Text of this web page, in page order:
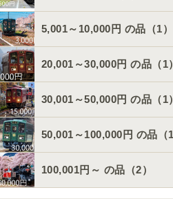
5,001～10,000円 の品（1）
20,001～30,000円 の品（1）
30,001～50,000円 の品（1）
50,001～100,000円 の品（1
100,001円～ の品（2）